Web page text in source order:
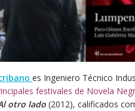
es Ingeniero Técnico
festivales de Novela
otro lado (2012), calificados